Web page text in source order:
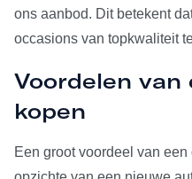
ons aanbod. Dit betekent
occasions van topkwaliteit
Voordelen van
kopen
Een groot voordeel van